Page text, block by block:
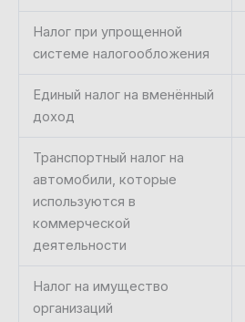
Налог при упрощенной
системе налогообложения
Единый налог на вменённый
доход
Транспортный налог на
автомобили, которые
используются в
коммерческой
деятельности
Налог на имущество
организаций